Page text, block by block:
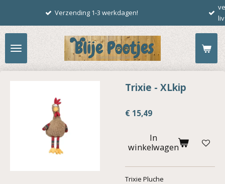
naar
de
hoofdinhoud
1-3 werkdagen!
verrassings(live
Trixie - XLkip
€ 15,49
In
winkelwagen
Trixie Pluche